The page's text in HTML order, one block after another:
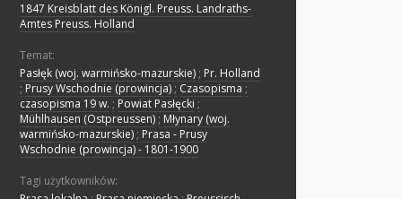
1847 Kreisblatt des Königl. Preuss. Landraths-
Amtes Preuss. Holland
Temat:
Pasłęk (woj. warmińsko-mazurskie) ; Pr. Holland
; Prusy Wschodnie (prowincja) ; Czasopisma ;
czasopisma 19 w. ; Powiat Pasłęcki ;
Mühlhausen (Ostpreussen) ; Młynary (woj.
warmińsko-mazurskie) ; Prasa - Prusy
Wschodnie (prowincja) - 1801-1900
Tagi użytkowników: